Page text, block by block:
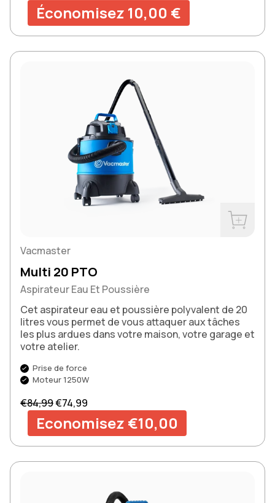
Économisez 10,00 €
Vacmaster
Multi 20 PTO
Aspirateur Eau Et Poussière
Cet aspirateur eau et poussière polyvalent de 20
litres vous permet de vous attaquer aux tâches
les plus ardues dans votre maison, votre garage et
votre atelier.
Prise de force
Moteur 1250W
Prix normal
€84,99Prix de vente
€74,99
Economisez €10,00